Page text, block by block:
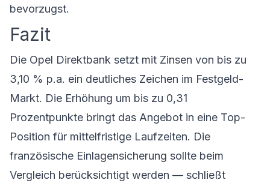
bevorzugst.
Fazit
Die Opel Direktbank setzt mit Zinsen von bis zu
3,10 % p.a. ein deutliches Zeichen im Festgeld-
Markt. Die Erhöhung um bis zu 0,31
Prozentpunkte bringt das Angebot in eine Top-
Position für mittelfristige Laufzeiten. Die
französische Einlagensicherung sollte beim
Vergleich berücksichtigt werden — schließt